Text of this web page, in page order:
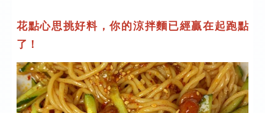
花點心思挑好料，你的涼拌麵已經贏在起跑點
了！